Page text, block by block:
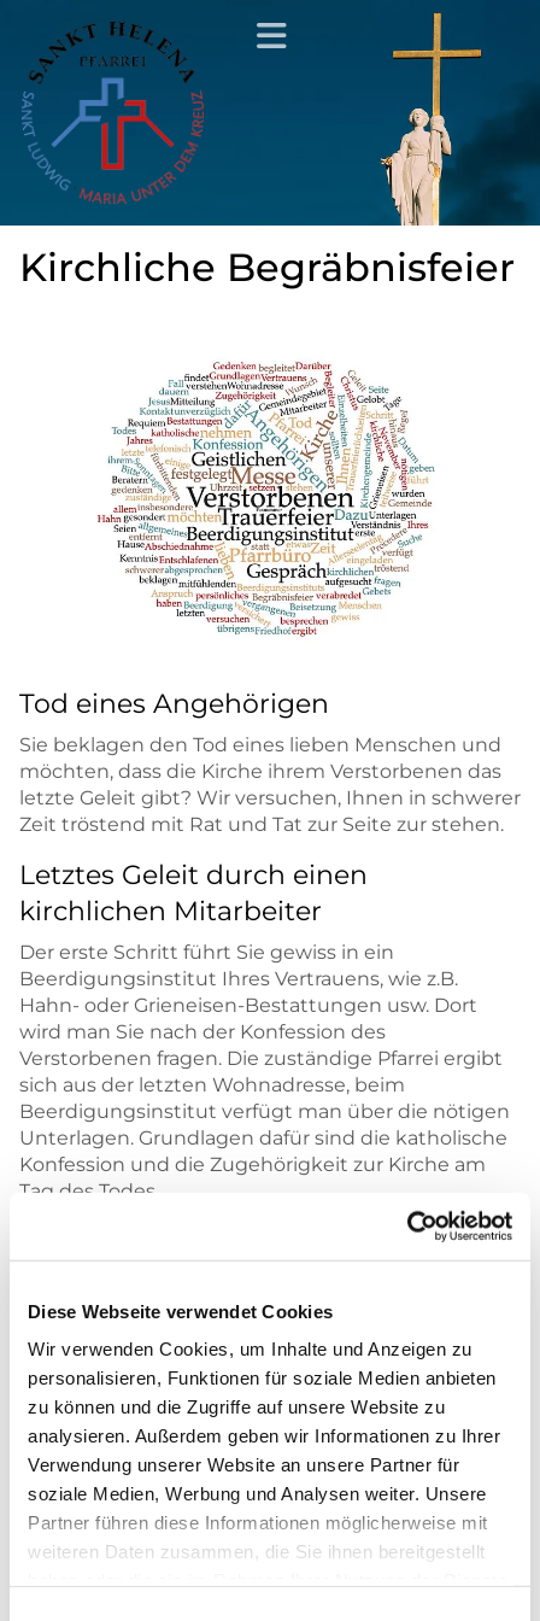
Diese Webseite verwendet Cookies
Wir verwenden Cookies, um Inhalte und Anzeigen zu
personalisieren, Funktionen für soziale Medien anbieten
zu können und die Zugriffe auf unsere Website zu
analysieren. Außerdem geben wir Informationen zu Ihrer
Verwendung unserer Website an unsere Partner für
soziale Medien, Werbung und Analysen weiter. Unsere
Partner führen diese Informationen möglicherweise mit
weiteren Daten zusammen, die Sie ihnen bereitgestellt
Kirchliche Begräbnisfeier
Tod eines Angehörigen
Sie beklagen den Tod eines lieben Menschen und
möchten, dass die Kirche ihrem Verstorbenen das
letzte Geleit gibt? Wir versuchen, Ihnen in schwerer
Zeit tröstend mit Rat und Tat zur Seite zur stehen.
Letztes Geleit durch einen
kirchlichen Mitarbeiter
Der erste Schritt führt Sie gewiss in ein
Beerdigungsinstitut Ihres Vertrauens, wie z.B.
Hahn- oder Grieneisen-Bestattungen usw. Dort
wird man Sie nach der Konfession des
Verstorbenen fragen. Die zuständige Pfarrei ergibt
sich aus der letzten Wohnadresse, beim
Beerdigungsinstitut verfügt man über die nötigen
Unterlagen. Grundlagen dafür sind die katholische
Konfession und die Zugehörigkeit zur Kirche am
Tag des Todes.
Wenn Sie möchten, dass einer unserer Geistlichen
die Trauerfeier begleitet, sollten Sie dies den
geben. Dort wird man unser Pfarrbüro dann
unverzüglich in Kenntnis setzen. Daraufhin
nehmen wir telefonisch Kontakt mit Ihnen auf, um
die Einzelheiten der Trauerfeier zu besprechen.
Dazu wird dann ein persönliches Gespräch hier bei
uns im Pfarrbüro verabredet, auf Wunsch werden
Sie auch zu Hause aufgesucht.
Bitte haben Sie Verständnis dafür, dass dies
teilweise einige Tage dauern kann. Dies ist vor
allem dann der Fall, wenn sich der Ort der
Beisetzung (Friedhof) weit entfernt von unserem